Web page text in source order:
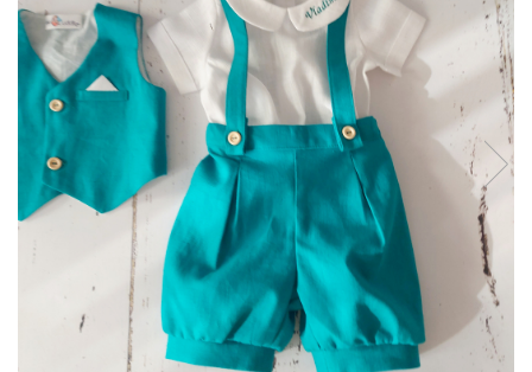
Botosei
Caciuli
Fulare si esarfe
Manusi
Saci de dormit bebe
Prosoape
Perii de par bebe
Camasi Barbati
Camasi baieti
Body-uri bebe